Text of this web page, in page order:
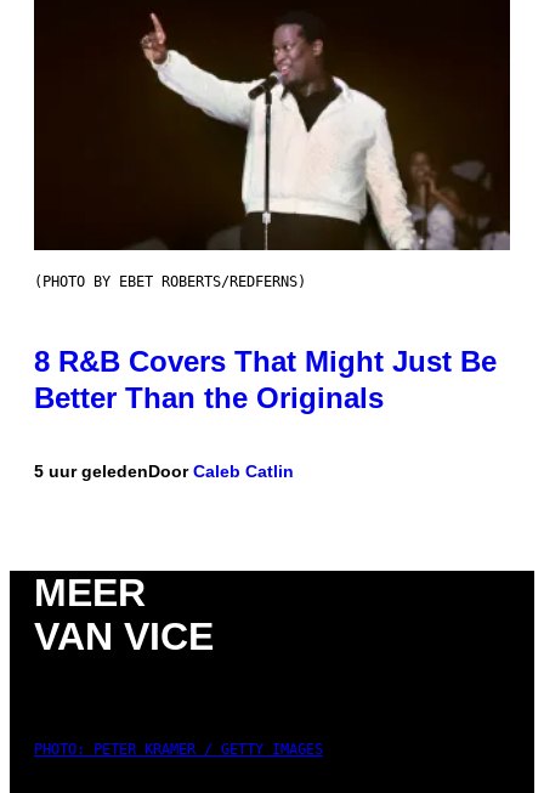
(PHOTO BY EBET ROBERTS/REDFERNS)
8 R&B Covers That Might Just Be
Better Than the Originals
5 uur geledenDoorCaleb Catlin
MEER
VAN VICE
PHOTO: PETER KRAMER / GETTY IMAGES